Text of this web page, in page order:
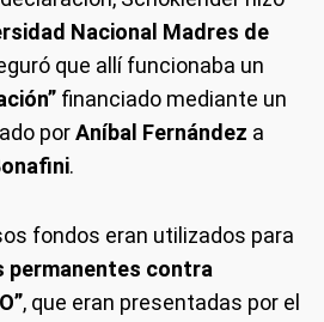
Nacional Madres de
que allí funcionaba un
financiado mediante un
porAníbal Fernández a
.
fondos eran utilizados para
permanentes contra
, que eran presentadas por el